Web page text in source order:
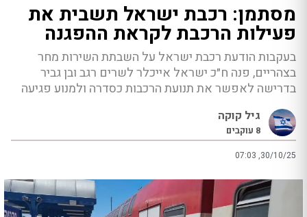
מסתמן: רכבת ישראל תשבית את
פעילות הרכבת לקראת ההפגנה
בעקבות הודעת רכבת ישראל על השבתת השירות מחר
בצהריים, פנה ח״כ ישראל אייכלר לשרים רגב ובן גביר
בדרישה לאפשר את תנועת הרכבות כסדרה ולמנוע פגיעה
גיל קוקה
8 עוקבים
07:03 ,30/10/25